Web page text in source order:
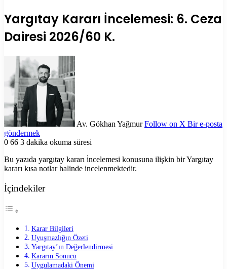
Yargıtay Kararı İncelemesi: 6. Ceza
Dairesi 2026/60 K.
Av. Gökhan Yağmur Follow on X Bir e-posta
göndermek
0 66 3 dakika okuma süresi
Bu yazıda yargıtay kararı i̇ncelemesi konusuna ilişkin bir Yargıtay
kararı kısa notlar halinde incelenmektedir.
İçindekiler
Karar Bilgileri
Uyuşmazlığın Özeti
Yargıtay’ın Değerlendirmesi
Kararın Sonucu
Uygulamadaki Önemi